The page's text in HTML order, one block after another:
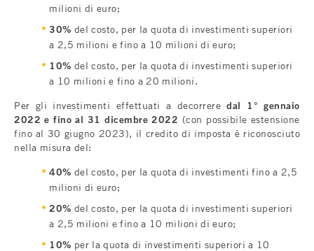
milioni di euro;
30% del costo, per la quota di investimenti superiori
a 2,5 milioni e fino a 10 milioni di euro;
10% del costo, per la quota di investimenti superiori
a 10 milioni e fino a 20 milioni.
Per gli investimenti effettuati a decorreredal 1° gennaio
2022 e fino al 31 dicembre 2022 (con possibile estensione
fino al 30 giugno 2023), il credito di imposta è riconosciuto
nella misura del:
40% del costo, per la quota di investimenti fino a 2,5
milioni di euro;
20% del costo, per la quota di investimenti superiori
a 2,5 milioni e fino a 10 milioni di euro;
10% per la quota di investimenti superiori a 10